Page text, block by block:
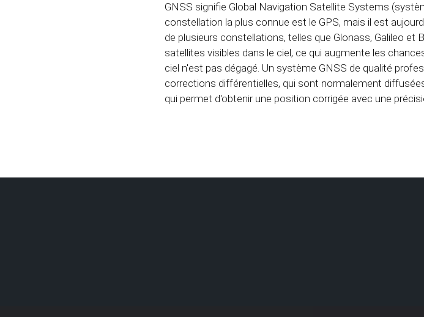
GNSS signifie Global Navigation Satellite Systems
constellation la plus connue est le GPS, mais il est
de plusieurs constellations, telles que Glonass, Galileo et
satellites visibles dans le ciel, ce qui augmente les
ciel n'est pas dégagé. Un système GNSS de qualité
corrections différentielles, qui sont normalement
qui permet d'obtenir une position corrigée avec une